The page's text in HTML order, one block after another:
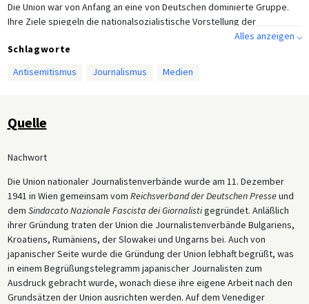
Die Union war von Anfang an eine von Deutschen dominierte Gruppe.
Ihre Ziele spiegeln die nationalsozialistische Vorstellung der
Gesellschaftsordnung Europas nach dem Krieg wider, welche für
Spannungen mit anderen faschistischen und nationalistischen Regimen
Alles anzeigen ⌵
Schlagworte
Antisemitismus
Journalismus Medien
Quelle
Nachwort
Die Union nationaler Journalistenverbände wurde am 11. Dezember
1941 in Wien gemeinsam vom Reichsverband der Deutschen Presseund
dem Sindacato Nazionale Fascista dei Giornalistigegründet. Anläßlich
ihrer Gründung traten der Union die Journalistenverbände Bulgariens,
Kroatiens, Rumäniens, der Slowakei und Ungarns bei. Auch von
japanischer Seite wurde die Gründung der Union lebhaft begrüßt, was
in einem Begrüßungstelegramm japanischer Journalisten zum
Ausdruck gebracht wurde, wonach diese ihre eigene Arbeit nach den
Grundsätzen der Union ausrichten werden. Auf dem Venediger